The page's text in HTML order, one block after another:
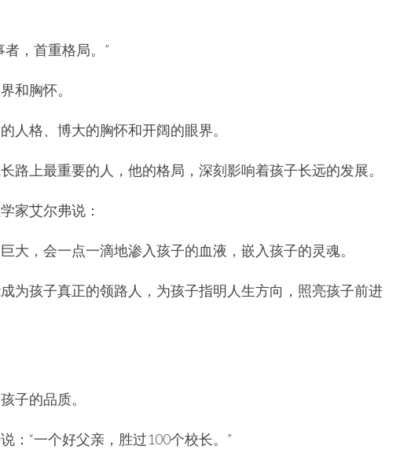
者，首重格局。”
和胸怀。
人格、博大的胸怀和开阔的眼界。
路上最重要的人，他的格局，深刻影响着孩子长远的发展。
家艾尔弗说：
大，会一点一滴地渗入孩子的血液，嵌入孩子的灵魂。
为孩子真正的领路人，为孩子指明人生方向，照亮孩子前进
子的品质。
：“一个好父亲，胜过100个校长。”